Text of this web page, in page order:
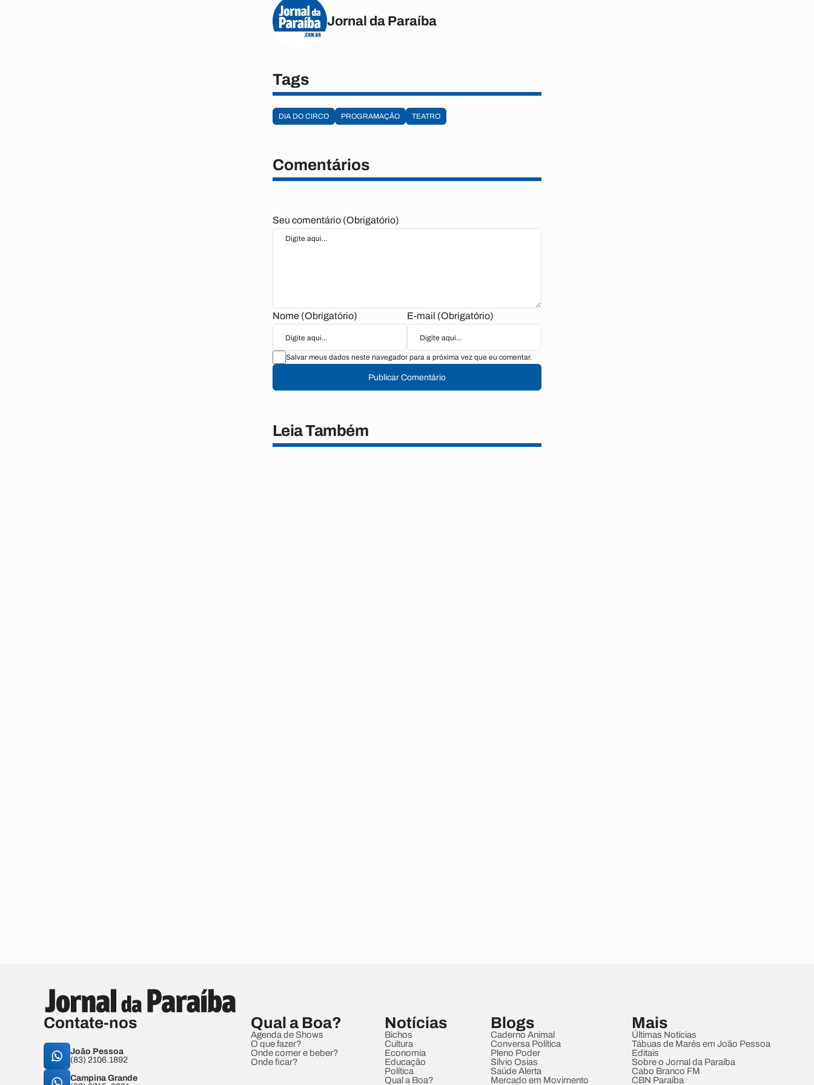
Jornal da Paraíba
Tags
DIA DO CIRCO PROGRAMAÇÃO TEATRO
Comentários
Seu comentário (Obrigatório)
Nome (Obrigatório) E-mail (Obrigatório)
Salvar meus dados neste navegador para a próxima vez que eu comentar.
Publicar Comentário
Leia Também
Contate-nos
João Pessoa
(83) 2106.1892
Campina Grande
Qual a Boa?
Agenda de Shows
O que fazer?
Onde comer e beber?
Onde ficar?
Notícias
Bichos
Cultura
Economia
Educação
Política
Qual a Boa?
Blogs
Caderno Animal
Conversa Política
Pleno Poder
Sílvio Osias
Saúde Alerta
Mercado em Movimento
Mais
Últimas Notícias
Tábuas de Marés em João Pessoa
Editais
Sobre o Jornal da Paraíba
Cabo Branco FM
CBN Paraíba